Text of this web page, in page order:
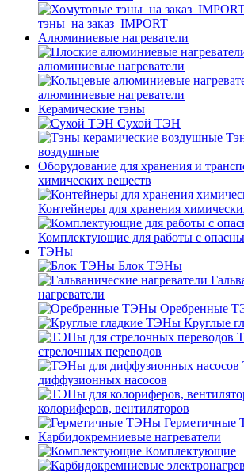
тэны_на заказ_IMPORT
Алюминиевые нагреватели
алюминиевые нагреватели
алюминиевые нагреватели
Керамические тэны
Сухой ТЭН
воздушные
Оборудование для хранения и
химических веществ
Контейнеры для хранения
Комплектующие для работы с
ТЭНы
Блок ТЭНы
нагреватели
Оребренные
Круглые
стрелочных переводов
диффузионных насосов
колориферов, вентиляторов
Карбидокремниевые нагреватели
Комплектующие